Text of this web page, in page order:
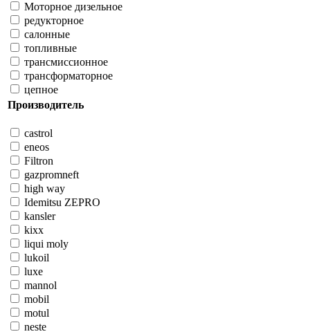
Моторное дизельное
редукторное
салонные
топливные
трансмиссионное
трансформаторное
цепное
Производитель
castrol
eneos
Filtron
gazpromneft
high way
Idemitsu ZEPRO
kansler
kixx
liqui moly
lukoil
luxe
mannol
mobil
motul
neste